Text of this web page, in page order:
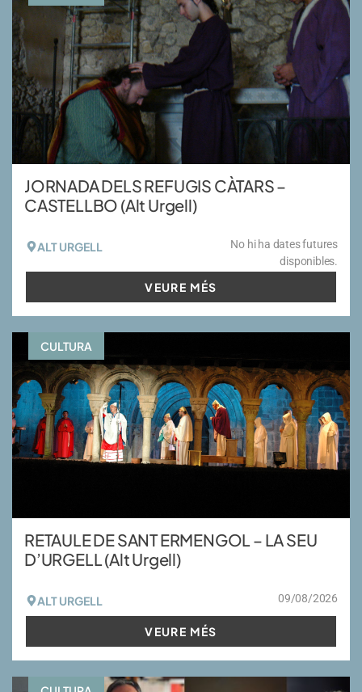
JORNADA DELS REFUGIS CÀTARS –
CASTELLBO (Alt Urgell)
ALT URGELL
No hi ha dates futures
disponibles.
VEURE MÉS
CULTURA
RETAULE DE SANT ERMENGOL – LA SEU
D’URGELL (Alt Urgell)
ALT URGELL 09/08/2026
VEURE MÉS